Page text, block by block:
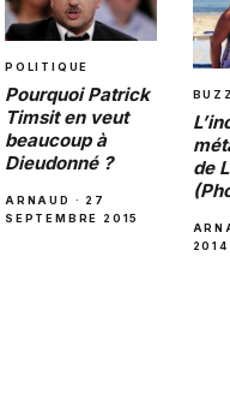
POLITIQUE
Pourquoi Patrick
Timsit en veut
beaucoup à
Dieudonné ?
ARNAUD · 27
SEPTEMBRE 2015
BUZZ
de
2014